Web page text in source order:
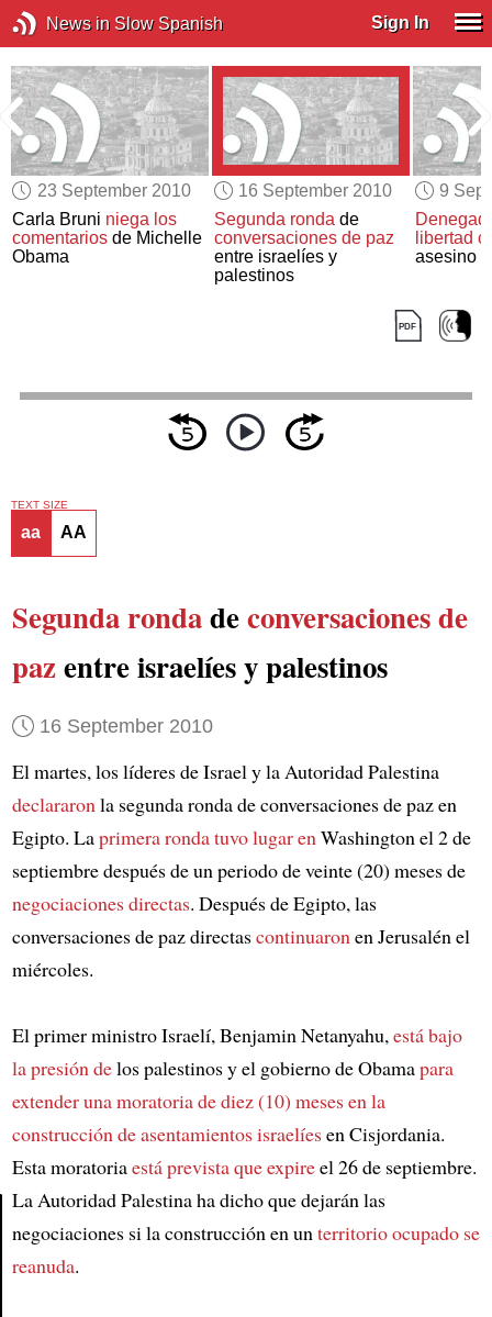
News in Slow Spanish Sign In
23 September 2010
Carla Bruni niega los
comentarios de Michelle
Obama
16 September 2010
Segunda rondade
conversaciones de paz
entre israelíes y
palestinos
9
libertad
asesino
Article
TEXT SIZE
aa AA
Segunda rondadeconversaciones de
pazentre israelíes y palestinos
16 September 2010
El martes, los líderes de Israel y la Autoridad Palestina
declararonla segunda ronda de conversaciones de paz en
Egipto. Laprimera rondatuvo lugar enWashington el 2 de
septiembre después de un periodo de veinte (20) meses de
negociaciones directas. Después de Egipto, las
conversaciones de paz directascontinuaronen Jerusalén el
miércoles.
El primer ministro Israelí, Benjamin Netanyahu,está bajo
la presión delos palestinos y el gobierno de Obamapara
extenderuna moratoria de diez (10) mesesen la
construcción deasentamientos israelíesen Cisjordania.
Esta moratoriaestá prevista que expireel 26 de septiembre.
La Autoridad Palestina ha dicho que dejarán las
negociaciones si la construcción en unterritorio ocupado se
reanuda.